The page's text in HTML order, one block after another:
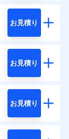
お見積り
お見積り
お見積り